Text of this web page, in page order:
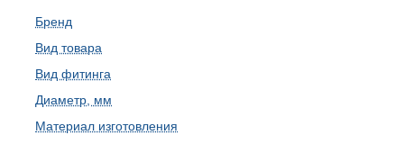
Бренд
Вид товара
Вид фитинга
Диаметр, мм
Материал изготовления